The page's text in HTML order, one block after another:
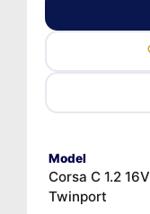
Model
Corsa C 1.2 16V
Twinport